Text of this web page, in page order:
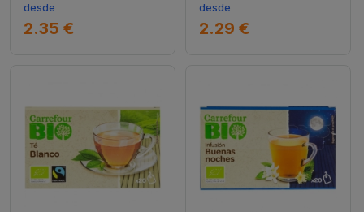
desde
2.35 €
desde
2.29 €